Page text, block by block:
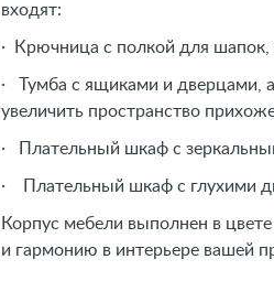
входят:
· Крючница с полкой для шапок,
· Тумба с ящиками и дверцами,
увеличить пространство
· Плательный шкаф с
· Плательный шкаф с глухими
Корпус мебели выполнен в
и гармонию в интерьере вашей